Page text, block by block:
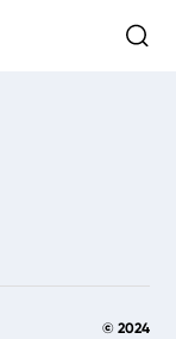
© 2024